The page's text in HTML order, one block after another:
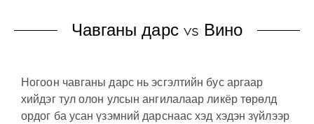
Чавганы дарс vs Вино
Ногоон чавганы дарс нь эсгэлтийн бус аргаар
хийдэг тул олон улсын ангилалаар ликёр төрөлд
ордог ба усан үзэмний дарснаас хэд хэдэн зүйлээр